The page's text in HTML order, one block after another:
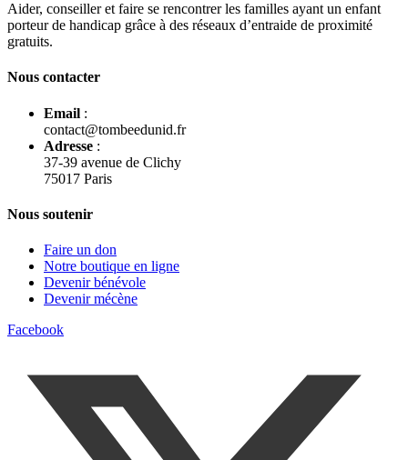
Aider, conseiller et faire se rencontrer les familles ayant un enfant
porteur de handicap grâce à des réseaux d’entraide de proximité
gratuits.
Nous contacter
Email :
contact@tombeedunid.fr
Adresse :
37-39 avenue de Clichy
75017 Paris
Nous soutenir
Faire un don
Notre boutique en ligne
Devenir bénévole
Devenir mécène
Facebook